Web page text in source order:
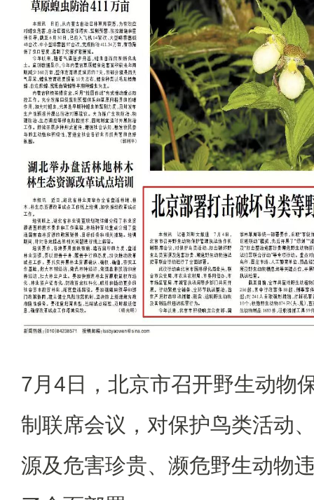
7月4日，北京市召开野生动物
制联席会议，对保护鸟类活动
源及危害珍贵、濒危野生动物